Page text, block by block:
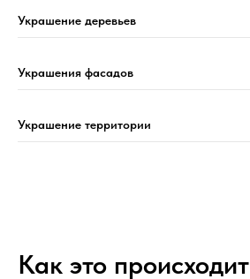
Украшение деревьев
Украшения фасадов
Украшение территории
Как это происходит